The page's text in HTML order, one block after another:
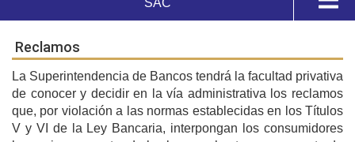
SAC
Consultas
Estadísticas
Reclamos
La Superintendencia de Bancos tendrá la facultad privativa
de conocer y decidir en la vía administrativa los reclamos
que, por violación a las normas establecidas en los Títulos
V y VI de la Ley Bancaria, interpongan los consumidores